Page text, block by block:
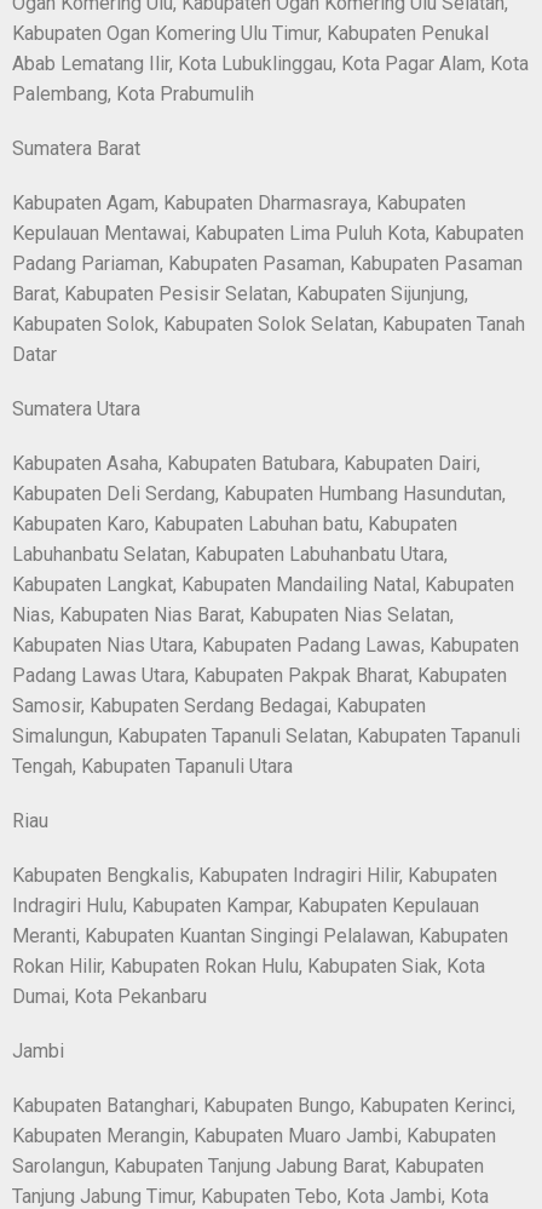
Kabupaten Ogan Komering Ulu Timur, Kabupaten Penukal
Abab Lematang Ilir, Kota Lubuklinggau, Kota Pagar Alam, Kota
Palembang, Kota Prabumulih
Sumatera Barat
Kabupaten Agam, Kabupaten Dharmasraya, Kabupaten
Kepulauan Mentawai, Kabupaten Lima Puluh Kota, Kabupaten
Padang Pariaman, Kabupaten Pasaman, Kabupaten Pasaman
Barat, Kabupaten Pesisir Selatan, Kabupaten Sijunjung,
Kabupaten Solok, Kabupaten Solok Selatan, Kabupaten Tanah
Datar
Sumatera Utara
Kabupaten Asaha, Kabupaten Batubara, Kabupaten Dairi,
Kabupaten Deli Serdang, Kabupaten Humbang Hasundutan,
Kabupaten Karo, Kabupaten Labuhan batu, Kabupaten
Labuhanbatu Selatan, Kabupaten Labuhanbatu Utara,
Kabupaten Langkat, Kabupaten Mandailing Natal, Kabupaten
Nias, Kabupaten Nias Barat, Kabupaten Nias Selatan,
Kabupaten Nias Utara, Kabupaten Padang Lawas, Kabupaten
Padang Lawas Utara, Kabupaten Pakpak Bharat, Kabupaten
Samosir, Kabupaten Serdang Bedagai, Kabupaten
Simalungun, Kabupaten Tapanuli Selatan, Kabupaten Tapanuli
Tengah, Kabupaten Tapanuli Utara
Riau
Kabupaten Bengkalis, Kabupaten Indragiri Hilir, Kabupaten
Indragiri Hulu, Kabupaten Kampar, Kabupaten Kepulauan
Meranti, Kabupaten Kuantan Singingi Pelalawan, Kabupaten
Rokan Hilir, Kabupaten Rokan Hulu, Kabupaten Siak, Kota
Dumai, Kota Pekanbaru
Jambi
Kabupaten Batanghari, Kabupaten Bungo, Kabupaten Kerinci,
Kabupaten Merangin, Kabupaten Muaro Jambi, Kabupaten
Sarolangun, Kabupaten Tanjung Jabung Barat, Kabupaten
Tanjung Jabung Timur, Kabupaten Tebo, Kota Jambi, Kota